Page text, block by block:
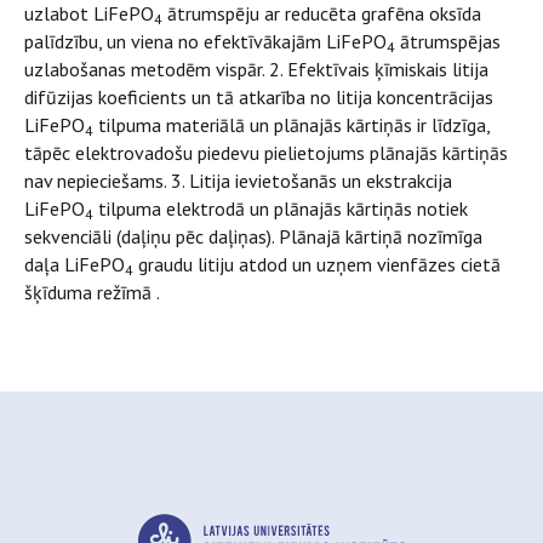
uzlabot LiFePO4 ātrumspēju ar reducēta grafēna oksīda
palīdzību, un viena no efektīvākajām LiFePO4 ātrumspējas
uzlabošanas metodēm vispār. 2. Efektīvais ķīmiskais litija
difūzijas koeficients un tā atkarība no litija koncentrācijas
LiFePO4 tilpuma materiālā un plānajās kārtiņās ir līdzīga,
tāpēc elektrovadošu piedevu pielietojums plānajās kārtiņās
nav nepieciešams. 3. Litija ievietošanās un ekstrakcija
LiFePO4 tilpuma elektrodā un plānajās kārtiņās notiek
sekvenciāli (daļiņu pēc daļiņas). Plānajā kārtiņā nozīmīga
daļa LiFePO4 graudu litiju atdod un uzņem vienfāzes cietā
šķīduma režīmā .